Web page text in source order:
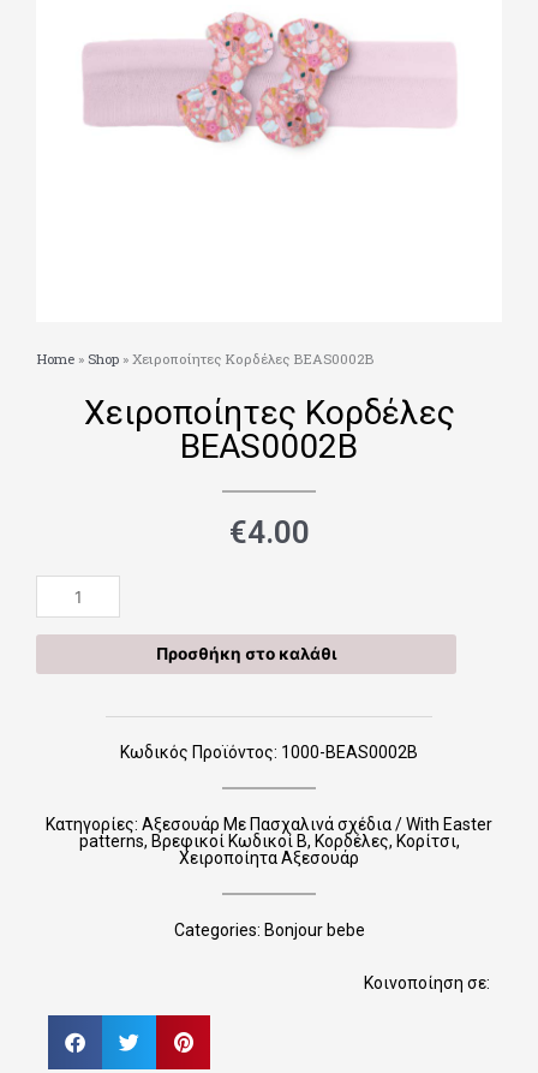
Home » Shop » Χειροποίητες Κορδέλες BEAS0002B
Χειροποίητες Κορδέλες
BEAS0002B
€4.00
Χειροποίητες
Κορδέλες
BEAS0002B
Προσθήκη στο καλάθι
Κωδικός Προϊόντος: 1000-BEAS0002B
Κατηγορίες: Αξεσουάρ Με Πασχαλινά σχέδια / With Easter
patterns, Βρεφικοί Κωδικοί B, Κορδέλες, Κορίτσι,
Χειροποίητα Αξεσουάρ
Categories: Bonjour bebe
Κοινοποίηση σε: